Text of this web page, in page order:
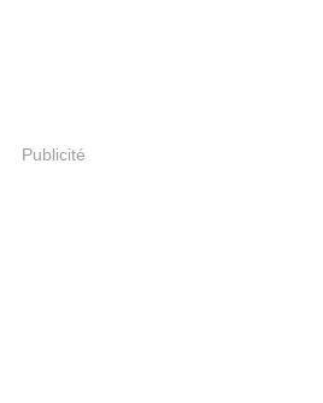
Publicité